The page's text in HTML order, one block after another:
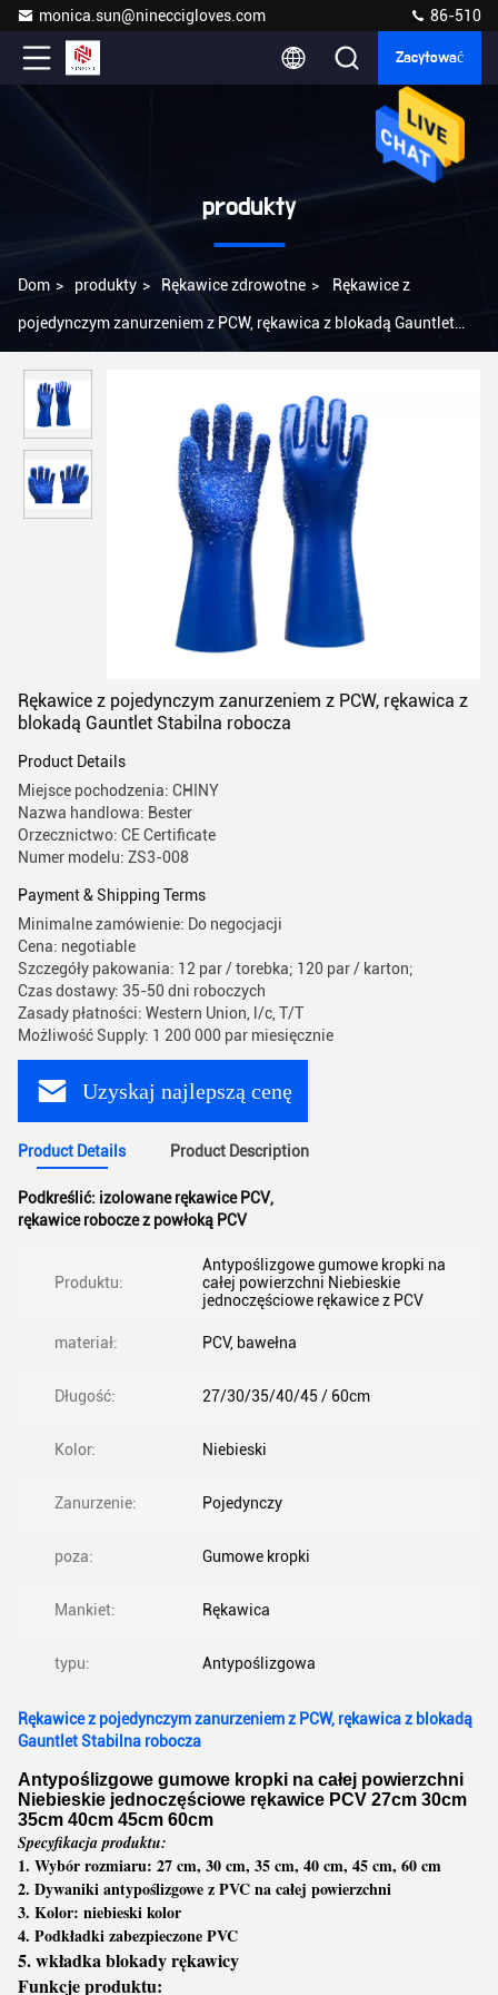
monica.sun@nineccigloves.com 86-510
Zacytować
produkty
Dom > produkty > Rękawice zdrowotne > Rękawice z
pojedynczym zanurzeniem z PCW, rękawica z blokadą Gauntlet
Rękawice z pojedynczym zanurzeniem z PCW, rękawica z
blokadą Gauntlet Stabilna robocza
Product Details
Miejsce pochodzenia: CHINY
Nazwa handlowa: Bester
Orzecznictwo: CE Certificate
Numer modelu: ZS3-008
Payment & Shipping Terms
Minimalne zamówienie: Do negocjacji
Cena: negotiable
Szczegóły pakowania: 12 par / torebka; 120 par / karton;
Czas dostawy: 35-50 dni roboczych
Zasady płatności: Western Union, l/c, T/T
Możliwość Supply: 1 200 000 par miesięcznie
Uzyskaj najlepszą cenę
Product Details Product Description
Podkreślić: izolowane rękawice PCV,
rękawice robocze z powłoką PCV
Produktu:
Antypoślizgowe gumowe kropki na
całej powierzchni Niebieskie
jednoczęściowe rękawice z PCV
materiał: PCV, bawełna
Długość: 27/30/35/40/45 / 60cm
Kolor: Niebieski
Zanurzenie: Pojedynczy
poza: Gumowe kropki
Mankiet: Rękawica
typu: Antypoślizgowa
Rękawice z pojedynczym zanurzeniem z PCW, rękawica z blokadą
Gauntlet Stabilna robocza
Antypoślizgowe gumowe kropki na całej powierzchni
Niebieskie jednoczęściowe rękawice PCV 27cm 30cm
35cm 40cm 45cm 60cm
Specyfikacja produktu:
1. Wybór rozmiaru: 27 cm, 30 cm, 35 cm, 40 cm, 45 cm, 60 cm
2. Dywaniki antypoślizgowe z PVC na całej powierzchni
3. Kolor: niebieski kolor
4. Podkładki zabezpieczone PVC
5. wkładka blokady rękawicy
Funkcje produktu: